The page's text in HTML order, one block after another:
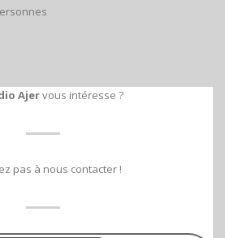
Ajervous intéresse ?
pas à nous contacter !